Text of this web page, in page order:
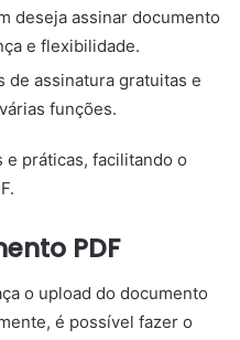
deseja assinar documento
e flexibilidade.
de assinatura gratuitas e
funções.
e práticas, facilitando o
PDF
o upload do documento
é possível fazer o